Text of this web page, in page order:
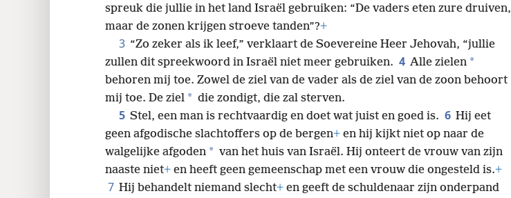
spreuk die jullie in het land Israël gebruiken: “De vaders eten zure druiven,
maar de zonen krijgen stroeve tanden”?+
3 “Zo zeker als ik leef,” verklaart de Soevereine Heer Jehovah, “jullie
zullen dit spreekwoord in Israël niet meer gebruiken. 4 Alle zielen *
behoren mij toe. Zowel de ziel van de vader als de ziel van de zoon behoort
mij toe. De ziel * die zondigt, die zal sterven.
5 Stel, een man is rechtvaardig en doet wat juist en goed is. 6 Hij eet
geen afgodische slachtoffers op de bergen+ en hij kijkt niet op naar de
walgelijke afgoden * van het huis van Israël. Hij onteert de vrouw van zijn
naaste niet+ en heeft geen gemeenschap met een vrouw die ongesteld is.+
7 Hij behandelt niemand slecht+ en geeft de schuldenaar zijn onderpand